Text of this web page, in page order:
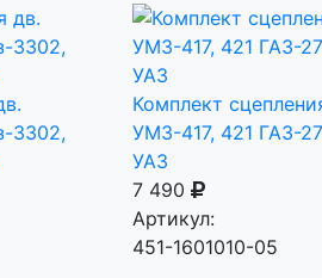
3302,
Комплект
УМЗ-417, 421 ГАЗ-
УАЗ
7 490
Артикул:
451-1601010-05